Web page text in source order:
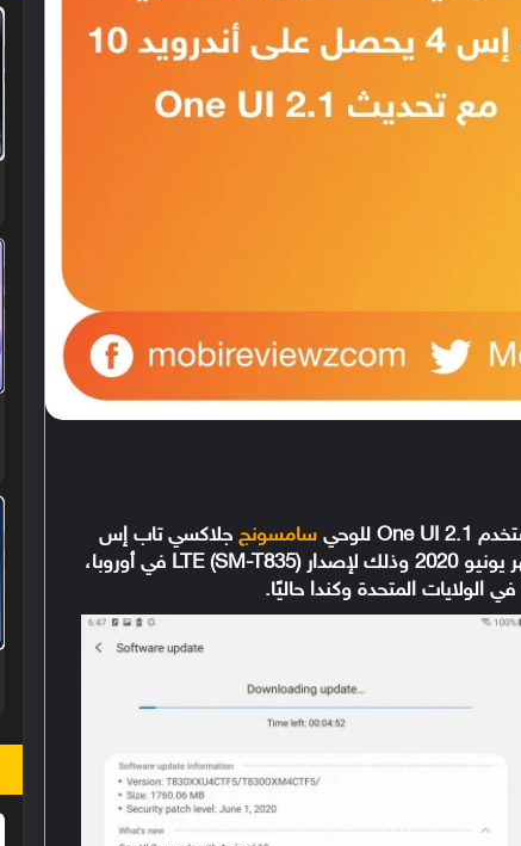
سامسونج جلاكسي تاب إس
Galaxy Tab S4، بجانب التحديث الامني لشهر يونيو 2020 وذلك لإصدار LTE (SM-T835) في أوروبا،